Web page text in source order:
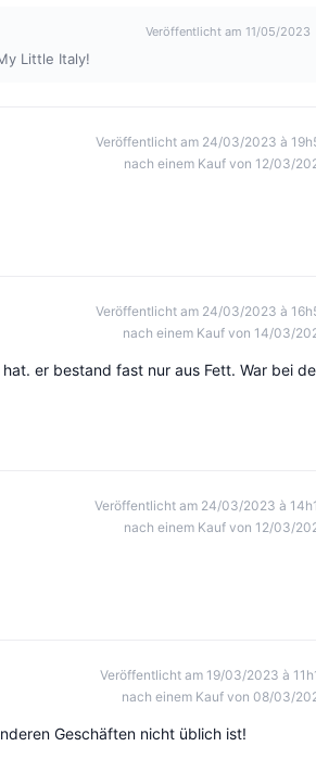
Veröffentlicht am 11/05/2023
Little Italy!
Veröffentlicht am 24/03/2023 à
nach einem Kauf von 12/03/
Veröffentlicht am 24/03/2023 à
nach einem Kauf von 14/03/
er bestand fast nur aus Fett. War bei
Veröffentlicht am 24/03/2023 à
nach einem Kauf von 12/03/
Veröffentlicht am 19/03/2023 à
nach einem Kauf von 08/03/
Geschäften nicht üblich ist!